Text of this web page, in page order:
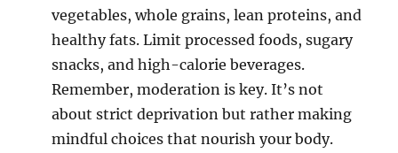
vegetables, whole grains, lean proteins, and
healthy fats. Limit processed foods, sugary
snacks, and high-calorie beverages.
Remember, moderation is key. It’s not
about strict deprivation but rather making
mindful choices that nourish your body.